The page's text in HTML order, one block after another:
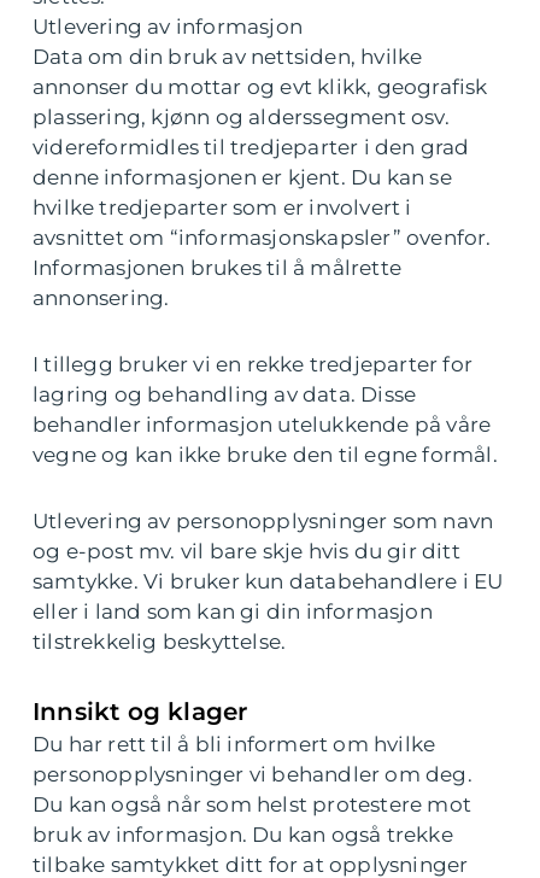
Utlevering av informasjon
Data om din bruk av nettsiden, hvilke
annonser du mottar og evt klikk, geografisk
plassering, kjønn og alderssegment osv.
videreformidles til tredjeparter i den grad
denne informasjonen er kjent. Du kan se
hvilke tredjeparter som er involvert i
avsnittet om “informasjonskapsler” ovenfor.
Informasjonen brukes til å målrette
annonsering.
I tillegg bruker vi en rekke tredjeparter for
lagring og behandling av data. Disse
behandler informasjon utelukkende på våre
vegne og kan ikke bruke den til egne formål.
Utlevering av personopplysninger som navn
og e-post mv. vil bare skje hvis du gir ditt
samtykke. Vi bruker kun databehandlere i EU
eller i land som kan gi din informasjon
tilstrekkelig beskyttelse.
Innsikt og klager
Du har rett til å bli informert om hvilke
personopplysninger vi behandler om deg.
Du kan også når som helst protestere mot
bruk av informasjon. Du kan også trekke
tilbake samtykket ditt for at opplysninger